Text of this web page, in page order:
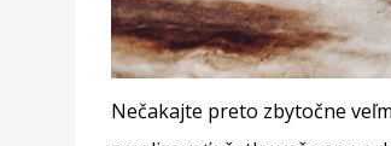
Nečakajte preto zbytočne